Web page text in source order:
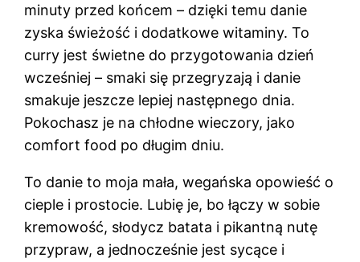
minuty przed końcem – dzięki temu danie
zyska świeżość i dodatkowe witaminy. To
curry jest świetne do przygotowania dzień
wcześniej – smaki się przegryzają i danie
smakuje jeszcze lepiej następnego dnia.
Pokochasz je na chłodne wieczory, jako
comfort food po długim dniu.
To danie to moja mała, wegańska opowieść o
cieple i prostocie. Lubię je, bo łączy w sobie
kremowość, słodycz batata i pikantną nutę
przypraw, a jednocześnie jest sycące i